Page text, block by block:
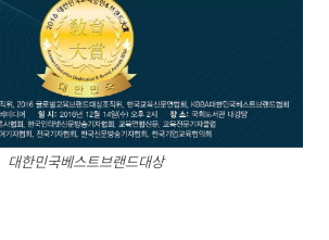
대한민국베스트브랜드대상